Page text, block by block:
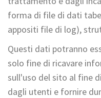
forma di file di dati
appositi file di log),
Questi dati potranno
solo fine di ricavare
sull'uso del sito al fine
dagli utenti e fornire